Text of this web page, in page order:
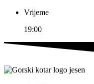
Vrijeme
19:00